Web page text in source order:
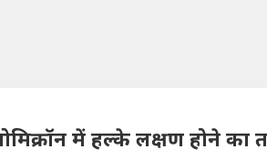
में हल्के लक्षण होने का